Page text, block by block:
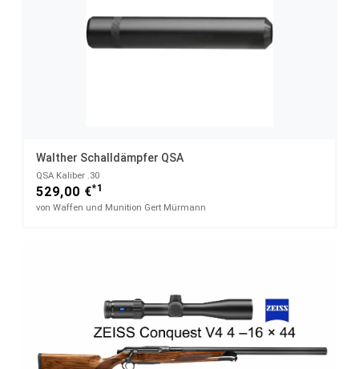
Walther Schalldämpfer QSA
QSA Kaliber .30
529,00 €*1
von Waffen und Munition Gert Mürmann